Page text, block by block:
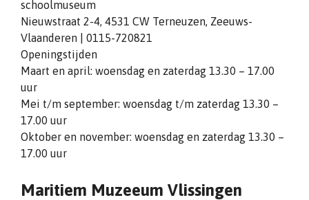
schoolmuseum
Nieuwstraat 2-4, 4531 CW Terneuzen, Zeeuws-
Vlaanderen | 0115-720821
Openingstijden
Maart en april: woensdag en zaterdag 13.30 – 17.00
uur
Mei t/m september: woensdag t/m zaterdag 13.30 –
17.00 uur
Oktober en november: woensdag en zaterdag 13.30 –
17.00 uur
Maritiem Muzeeum Vlissingen